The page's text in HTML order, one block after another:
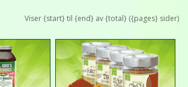
Viser {start} til {end} av {total} ({pages} sider)